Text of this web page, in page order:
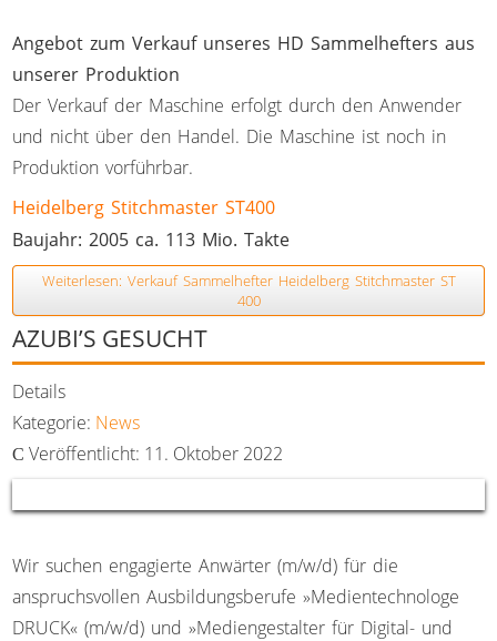
Angebot zum Verkauf unseres HD Sammelhefters aus
unserer Produktion
Der Verkauf der Maschine erfolgt durch den Anwender
und nicht über den Handel. Die Maschine ist noch in
Produktion vorführbar.
Heidelberg Stitchmaster ST400
Baujahr: 2005 ca. 113 Mio. Takte
Weiterlesen: Verkauf Sammelhefter Heidelberg Stitchmaster ST
400
AZUBI’S GESUCHT
Details
Kategorie: News
Veröffentlicht: 11. Oktober 2022
Wir suchen engagierte Anwärter (m/w/d) für die
anspruchsvollen Ausbildungsberufe »Medientechnologe
DRUCK« (m/w/d) und »Mediengestalter für Digital- und